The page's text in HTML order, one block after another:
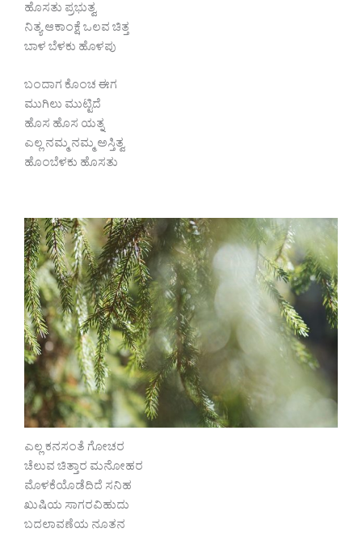
ಹೊಸತು ಪ್ರಭುತ್ವ
ನಿತ್ಯ ಆಕಾಂಕ್ಷೆ ಒಲವ ಚಿತ್ತ
ಬಾಳ ಬೆಳಕು ಹೊಳಪು
ಬಂದಾಗ ಕೊಂಚ ಈಗ
ಮುಗಿಲು ಮುಟ್ಟಿದೆ
ಹೊಸ ಹೊಸ ಯತ್ನ
ಎಲ್ಲ ನಮ್ಮ ನಮ್ಮ ಅಸ್ತಿತ್ವ
ಹೊಂಬೆಳಕು ಹೊಸತು
ಎಲ್ಲ ಕನಸಂತೆ ಗೋಚರ
ಚೆಲುವ ಚಿತ್ತಾರ ಮನೋಹರ
ಮೊಳಕೆಯೊಡೆದಿದೆ ಸನಿಹ
ಖುಷಿಯ ಸಾಗರವಿಹುದು
ಬದಲಾವಣೆಯ ನೂತನ